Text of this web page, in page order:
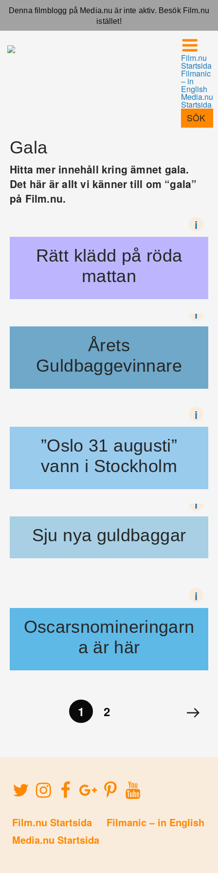
Denna filmblogg på Media.nu är inte aktiv. Besök Film.nu
istället!
Film.nu
Startsida
Filmanic
– in
English
Media.nu
Startsida
Gala
Hitta mer innehåll kring ämnet gala.
Det här är allt vi känner till om “gala”
på Film.nu.
i
Rätt klädd på röda
mattan
Så här mitt i galasäsongen, mellan Golden Globe och
Årets
Guldbaggevinnare
Guldbaggarna för 2011 års bästa prestationer inom
i
i
”Oslo 31 augusti”
vann i Stockholm
Årets Bronshäst för bästa film gick till ”Oslo 31 augusti” av
Sju nya guldbaggar
Guldbaggegalan tar ett steg närmare Oscar och andra
i
i
Oscarsnomineringarn
a är här
”True Grit” leder ligan med tio nomineringar medan ”The
1 2
Film.nu Startsida
Filmanic – in English
Media.nu Startsida